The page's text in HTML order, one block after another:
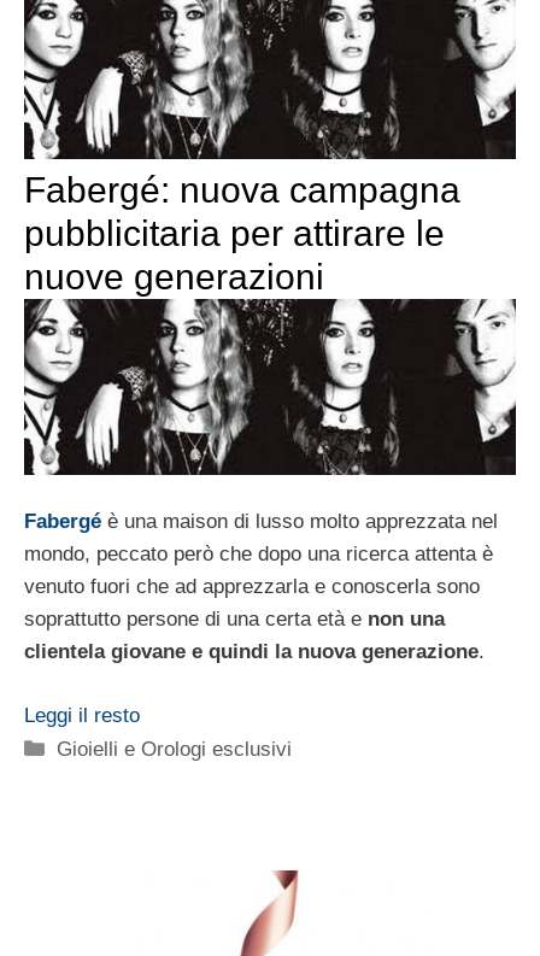
Fabergé: nuova campagna
pubblicitaria per attirare le
nuove generazioni
Fabergé è una maison di lusso molto apprezzata nel
mondo, peccato però che dopo una ricerca attenta è
venuto fuori che ad apprezzarla e conoscerla sono
soprattutto persone di una certa età e non una
clientela giovane e quindi la nuova generazione.
Leggi il resto
Categorie
Gioielli e Orologi esclusivi